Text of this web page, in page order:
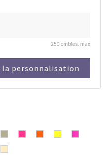
250 ombles. max
personnalisation
Gris
Rose
OrangeFluo
Fluo
Beige